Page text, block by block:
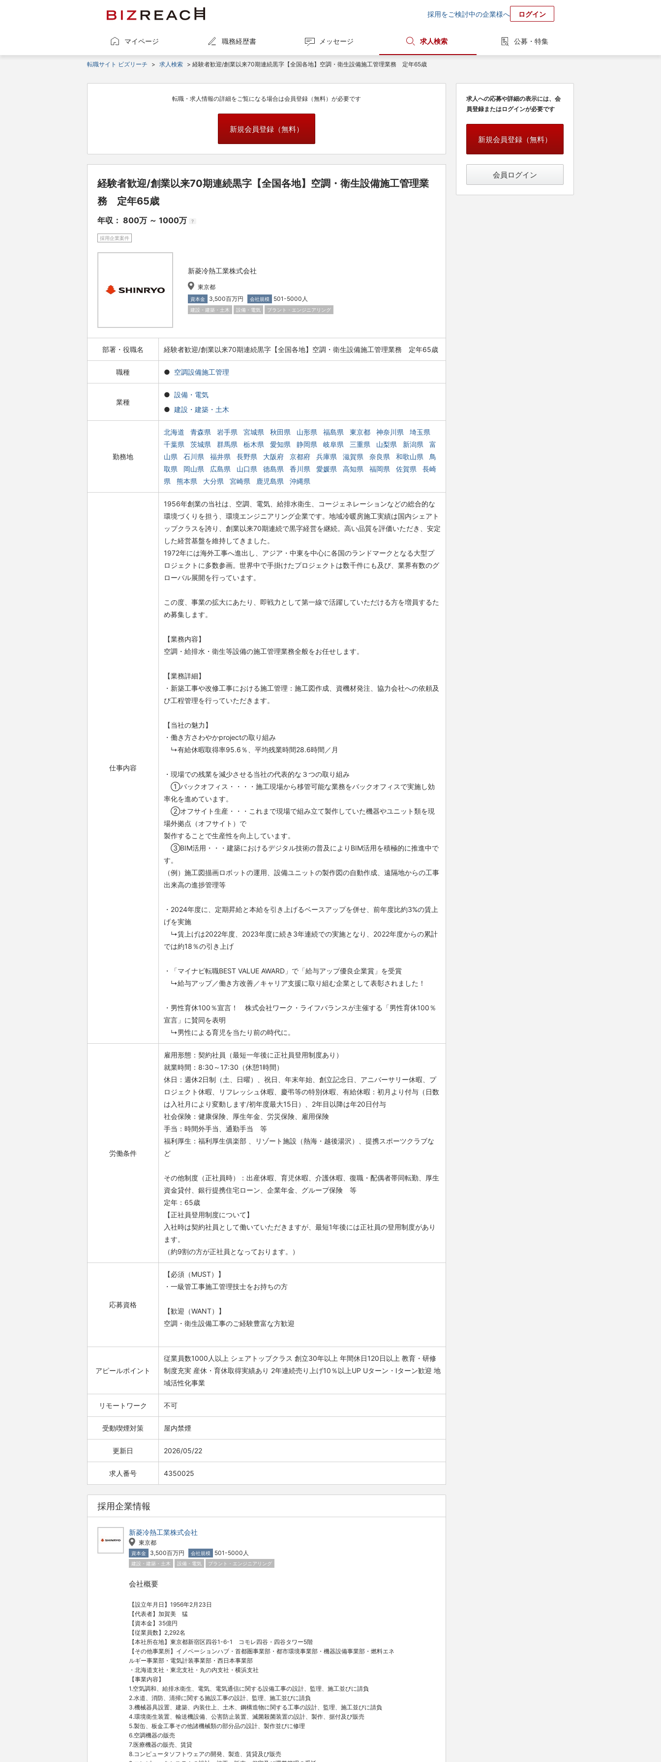
採用をご検討中の企業様へ ログイン
マイページ 職務経歴書 メッセージ 求人検索 公募・特集
転職サイト ビズリーチ > 求人検索 > 経験者歓迎/創業以来70期連続黒字【全国各地】空調・衛生設備施工管理業務 定年65歳
転職・求人情報の詳細をご覧になる場合は会員登録（無料）が必要です
新規会員登録（無料）
経験者歓迎/創業以来70期連続黒字【全国各地】空調・衛生設備施工管理業
務 定年65歳
年収： 800万 ～ 1000万 ?
採用企業案件
新菱冷熱工業株式会社
東京都
資本金 3,500百万円 会社規模 501-5000人
建設・建築・土木 設備・電気 プラント・エンジニアリング
部署・役職名 経験者歓迎/創業以来70期連続黒字【全国各地】空調・衛生設備施工管理業務 定年65歳
職種 空調設備施工管理
業種
設備・電気
建設・建築・土木
勤務地
北海道 青森県 岩手県 宮城県 秋田県 山形県 福島県 東京都 神奈川県
埼玉県
千葉県
茨城県 群馬県 栃木県 愛知県 静岡県 岐阜県 三重県 山梨県 新潟県
富
山県
石川県 福井県 長野県 大阪府 京都府 兵庫県 滋賀県 奈良県 和歌山県
鳥
取県
岡山県 広島県 山口県 徳島県 香川県 愛媛県 高知県 福岡県 佐賀県
長崎
県
熊本県 大分県 宮崎県 鹿児島県 沖縄県
仕事内容
1956年創業の当社は、空調、電気、給排水衛生、コージェネレーションなどの総合的な
環境づくりを担う、環境エンジニアリング企業です。地域冷暖房施工実績は国内シェアト
ップクラスを誇り、創業以来70期連続で黒字経営を継続。高い品質を評価いただき、安定
した経営基盤を維持してきました。
1972年には海外工事へ進出し、アジア・中東を中心に各国のランドマークとなる大型プ
ロジェクトに多数参画。世界中で手掛けたプロジェクトは数千件にも及び、業界有数のグ
ローバル展開を行っています。
この度、事業の拡大にあたり、即戦力として第一線で活躍していただける方を増員するた
め募集します。
【業務内容】
空調・給排水・衛生等設備の施工管理業務全般をお任せします。
【業務詳細】
・新築工事や改修工事における施工管理：施工図作成、資機材発注、協力会社への依頼及
び工程管理を行っていただきます。
【当社の魅力】
・働き方さわやかprojectの取り組み
↳有給休暇取得率95.6％、平均残業時間28.6時間／月
・現場での残業を減少させる当社の代表的な３つの取り組み
①バックオフィス・・・・施工現場から移管可能な業務をバックオフィスで実施し効
率化を進めています。
②オフサイト生産・・・これまで現場で組み立て製作していた機器やユニット類を現
場外拠点（オフサイト）で
製作することで生産性を向上しています。
③BIM活用・・・建築におけるデジタル技術の普及によりBIM活用を積極的に推進中で
す。
（例）施工図描画ロボットの運用、設備ユニットの製作図の自動作成、遠隔地からの工事
出来高の進捗管理等
・2024年度に、定期昇給と本給を引き上げるベースアップを併せ、前年度比約3%の賃上
げを実施
↳賃上げは2022年度、2023年度に続き3年連続での実施となり、2022年度からの累計
では約18％の引き上げ
・「マイナビ転職BEST VALUE AWARD」で「給与アップ優良企業賞」を受賞
↳給与アップ／働き方改善／キャリア支援に取り組む企業として表彰されました！
・男性育休100％宣言！ 株式会社ワーク・ライフバランスが主催する「男性育休100％
宣言」に賛同を表明
↳男性による育児を当たり前の時代に。
労働条件
雇用形態：契約社員（最短一年後に正社員登用制度あり）
就業時間：8:30～17:30（休憩1時間）
休日：週休2日制（土、日曜）、祝日、年末年始、創立記念日、アニバーサリー休暇、プ
ロジェクト休暇、リフレッシュ休暇、慶弔等の特別休暇、有給休暇：初月より付与（日数
は入社月により変動します/初年度最大15日）、2年目以降は年20日付与
社会保険：健康保険、厚生年金、労災保険、雇用保険
手当：時間外手当、通勤手当 等
福利厚生：福利厚生俱楽部 、リゾート施設（熱海・越後湯沢）、提携スポーツクラブな
ど
その他制度（正社員時）：出産休暇、育児休暇、介護休暇、復職・配偶者帯同転勤、厚生
資金貸付、銀行提携住宅ローン、企業年金、グループ保険 等
定年：65歳
【正社員登用制度について】
入社時は契約社員として働いていただきますが、最短1年後には正社員の登用制度があり
ます。
（約9割の方が正社員となっております。）
応募資格
【必須（MUST）】
・一級管工事施工管理技士をお持ちの方
【歓迎（WANT）】
空調・衛生設備工事のご経験豊富な方歓迎
アピールポイント
従業員数1000人以上 シェアトップクラス 創立30年以上 年間休日120日以上 教育・研修
制度充実 産休・育休取得実績あり 2年連続売り上げ10％以上UP Uターン・Iターン歓迎 地
域活性化事業
リモートワーク 不可
受動喫煙対策 屋内禁煙
更新日 2026/05/22
求人番号 4350025
採用企業情報
新菱冷熱工業株式会社
東京都
資本金 3,500百万円 会社規模 501-5000人
建設・建築・土木 設備・電気 プラント・エンジニアリング
会社概要
【設立年月日】1956年2月23日
【代表者】加賀美 猛
【資本金】35億円
【従業員数】2,292名
【本社所在地】東京都新宿区四谷1-6-1 コモレ四谷・四谷タワー5階
【その他事業所】イノベーションハブ・首都圏事業部・都市環境事業部・機器設備事業部・燃料エネ
ルギー事業部・電気計装事業部・西日本事業部
・北海道支社・東北支社・丸の内支社・横浜支社
【事業内容】
1.空気調和、給排水衛生、電気、電気通信に関する設備工事の設計、監理、施工並びに請負
2.水道、消防、清掃に関する施設工事の設計、監理、施工並びに請負
3.機械器具設置、建築、内装仕上、土木、鋼構造物に関する工事の設計、監理、施工並びに請負
4.環境衛生装置、輸送機設備、公害防止装置、滅菌殺菌装置の設計、製作、据付及び販売
5.製缶、板金工事その他諸機械類の部分品の設計、製作並びに修理
6.空調機器の販売
7.医療機器の販売、賃貸
8.コンピュータソフトウェアの開発、製造、賃貸及び販売
求人への応募や詳細の表示には、会
員登録またはログインが必要です
新規会員登録（無料）
会員ログイン